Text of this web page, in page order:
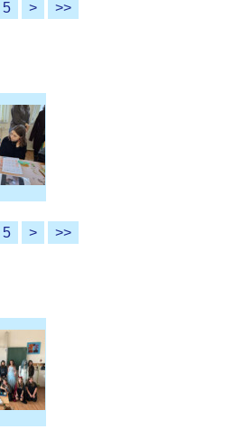
5 > >>
5 > >>